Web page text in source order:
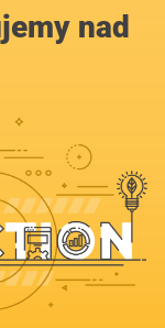
nad